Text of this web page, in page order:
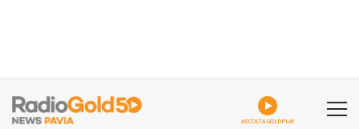
ASCOLTA GOLDPLAY